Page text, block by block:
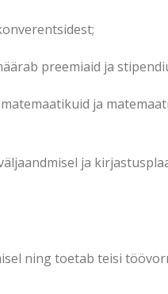
preemiaid ja
ja
ja
ning toetab teisi